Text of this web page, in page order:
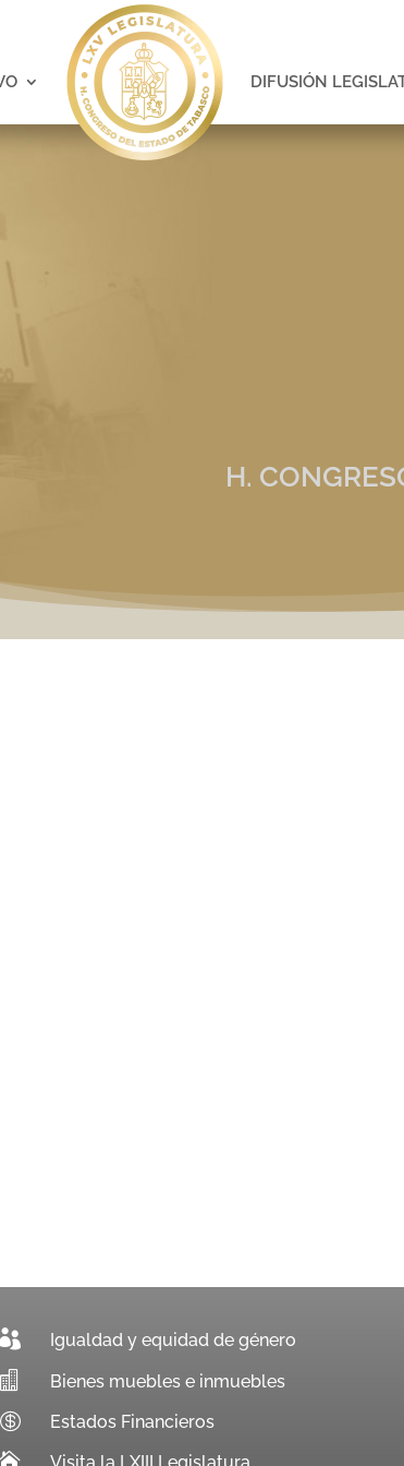
DIFUSIÓN
H.
 Igualdad y equidad de género
 Bienes muebles e inmuebles
 Estados Financieros
